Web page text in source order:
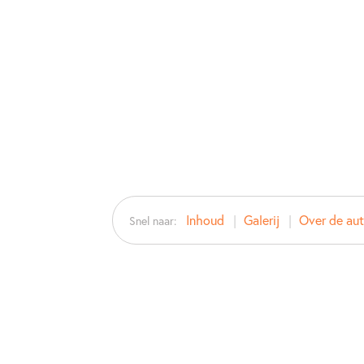
Snel naar: Inhoud Galerij Over de